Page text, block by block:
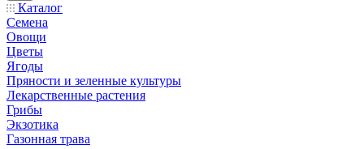
Каталог
Семена
Овощи
Цветы
Ягоды
Пряности и зеленные культуры
Лекарственные растения
Грибы
Экзотика
Газонная трава